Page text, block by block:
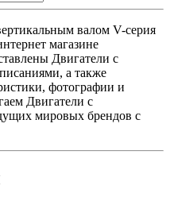
валом V-серия
магазине
Двигатели с
а также
фотографии и
Двигатели с
мировых брендов с